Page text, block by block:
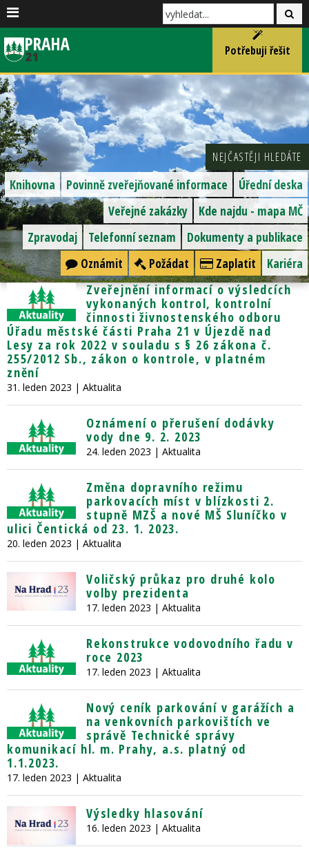
Potřebuji řešit
NEJČASTĚJI HLEDÁTE
Úřední deska
Povinně zveřejňované informace
Knihovna
Kde najdu - mapa MČ
Veřejné zakázky
Dokumenty a publikace
Telefonní seznam
Zpravodaj
Kariéra
Zaplatit
Požádat
Oznámit
Zveřejnění informací o výsledcích
vykonaných kontrol, kontrolní
činnosti živnostenského odboru
Úřadu městské části Praha 21 v Újezdě nad
Lesy za rok 2022 v souladu s § 26 zákona č.
255/2012 Sb., zákon o kontrole, v platném
znění
31. leden 2023 | Aktualita
Oznámení o přerušení dodávky
vody dne 9. 2. 2023
24. leden 2023 | Aktualita
Změna dopravního režimu
parkovacích míst v blízkosti 2.
stupně MZŠ a nové MŠ Sluníčko v
ulici Čentická od 23. 1. 2023.
20. leden 2023 | Aktualita
Voličský průkaz pro druhé kolo
volby prezidenta
17. leden 2023 | Aktualita
Rekonstrukce vodovodního řadu v
roce 2023
17. leden 2023 | Aktualita
Nový ceník parkování v garážích a
na venkovních parkovištích ve
správě Technické správy
komunikací hl. m. Prahy, a.s. platný od
1.1.2023.
17. leden 2023 | Aktualita
Výsledky hlasování
16. leden 2023 | Aktualita